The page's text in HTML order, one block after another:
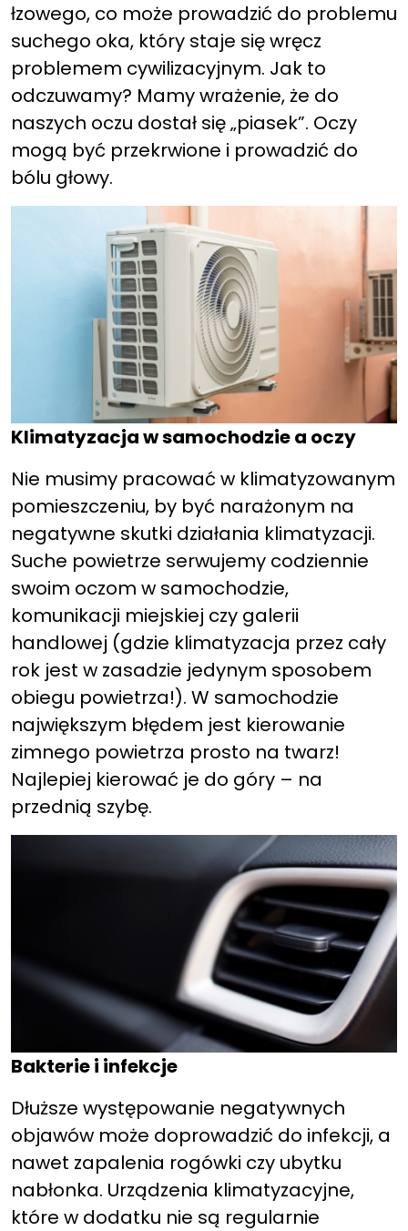
łzowego, co może prowadzić do problemu
suchego oka, który staje się wręcz
problemem cywilizacyjnym. Jak to
odczuwamy? Mamy wrażenie, że do
naszych oczu dostał się „piasek”. Oczy
mogą być przekrwione i prowadzić do
bólu głowy.
Klimatyzacja w samochodzie a oczy
Nie musimy pracować w klimatyzowanym
pomieszczeniu, by być narażonym na
negatywne skutki działania klimatyzacji.
Suche powietrze serwujemy codziennie
swoim oczom w samochodzie,
komunikacji miejskiej czy galerii
handlowej (gdzie klimatyzacja przez cały
rok jest w zasadzie jedynym sposobem
obiegu powietrza!). W samochodzie
największym błędem jest kierowanie
zimnego powietrza prosto na twarz!
Najlepiej kierować je do góry – na
przednią szybę.
Bakterie i infekcje
Dłuższe występowanie negatywnych
objawów może doprowadzić do infekcji, a
nawet zapalenia rogówki czy ubytku
nabłonka. Urządzenia klimatyzacyjne,
które w dodatku nie są regularnie